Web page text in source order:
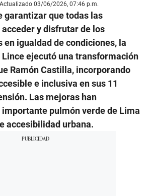
03/06/2026, 07:46 p.m.
garantizar que todas las
y disfrutar de los
en igualdad de condiciones, la
ejecutó una transformación
Ramón Castilla, incorporando
e inclusiva en sus 11
Las mejoras han
pulmón verde de Lima
accesibilidad urbana.